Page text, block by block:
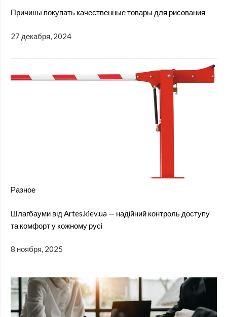
Причины покупать качественные товары для рисования
27 декабря, 2024
Разное
Шлагбауми від Artes.kiev.ua — надійний контроль доступу
та комфорт у кожному русі
8 ноября, 2025